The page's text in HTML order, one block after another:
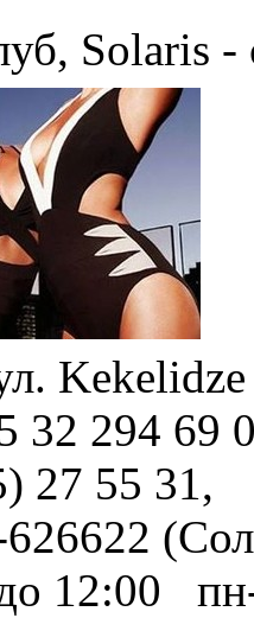
Solaris -
32 294 69
27 55 31,
12:00